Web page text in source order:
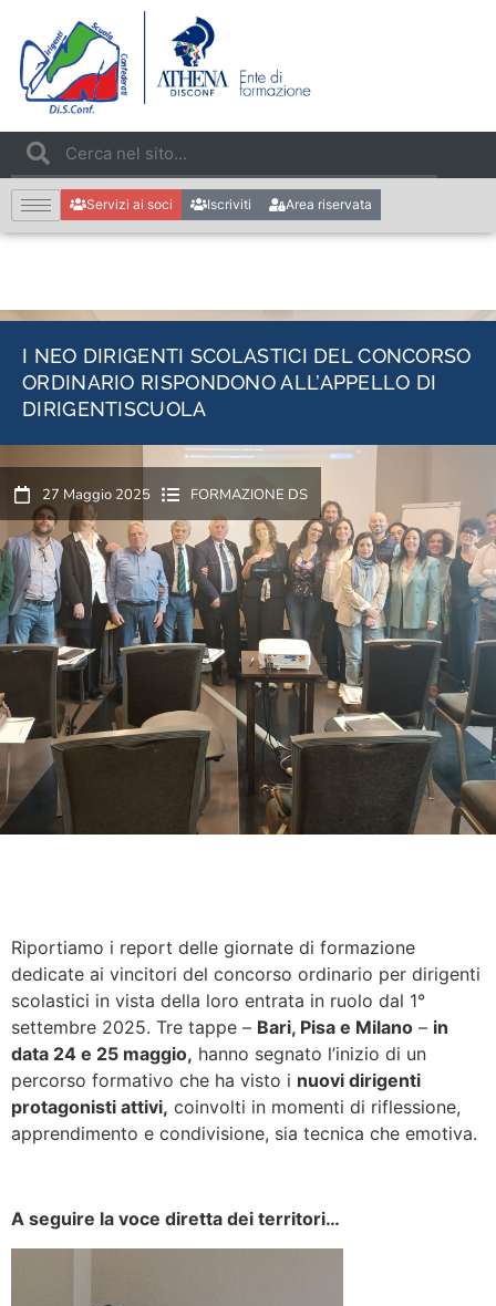
Servizi ai soci Iscriviti Area riservata
I NEO DIRIGENTI SCOLASTICI DEL CONCORSO
ORDINARIO RISPONDONO ALL’APPELLO DI
DIRIGENTISCUOLA
27 Maggio 2025 FORMAZIONE DS
Riportiamo i report delle giornate di formazione
dedicate ai vincitori del concorso ordinario per dirigenti
scolastici in vista della loro entrata in ruolo dal 1°
settembre 2025. Tre tappe – Bari, Pisa e Milano – in
data 24 e 25 maggio, hanno segnato l’inizio di un
percorso formativo che ha visto i nuovi dirigenti
protagonisti attivi, coinvolti in momenti di riflessione,
apprendimento e condivisione, sia tecnica che emotiva.
A seguire la voce diretta dei territori…